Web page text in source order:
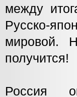
между
Русско-
мировой.
получится!
Россия